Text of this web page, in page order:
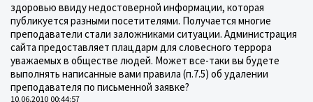
здоровью ввиду недостоверной информации, которая
публикуется разными посетителями. Получается многие
преподаватели стали заложниками ситуации. Администрация
сайта предоставляет плацдарм для словесного террора
уважаемых в обществе людей. Может все-таки вы будете
выполнять написанные вами правила (п.7.5) об удалении
преподавателя по письменной заявке?
10.06.2010 00:44:57